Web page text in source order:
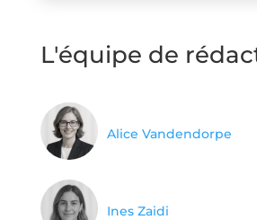
L'équipe de
Alice Vandendorpe
Ines Zaidi